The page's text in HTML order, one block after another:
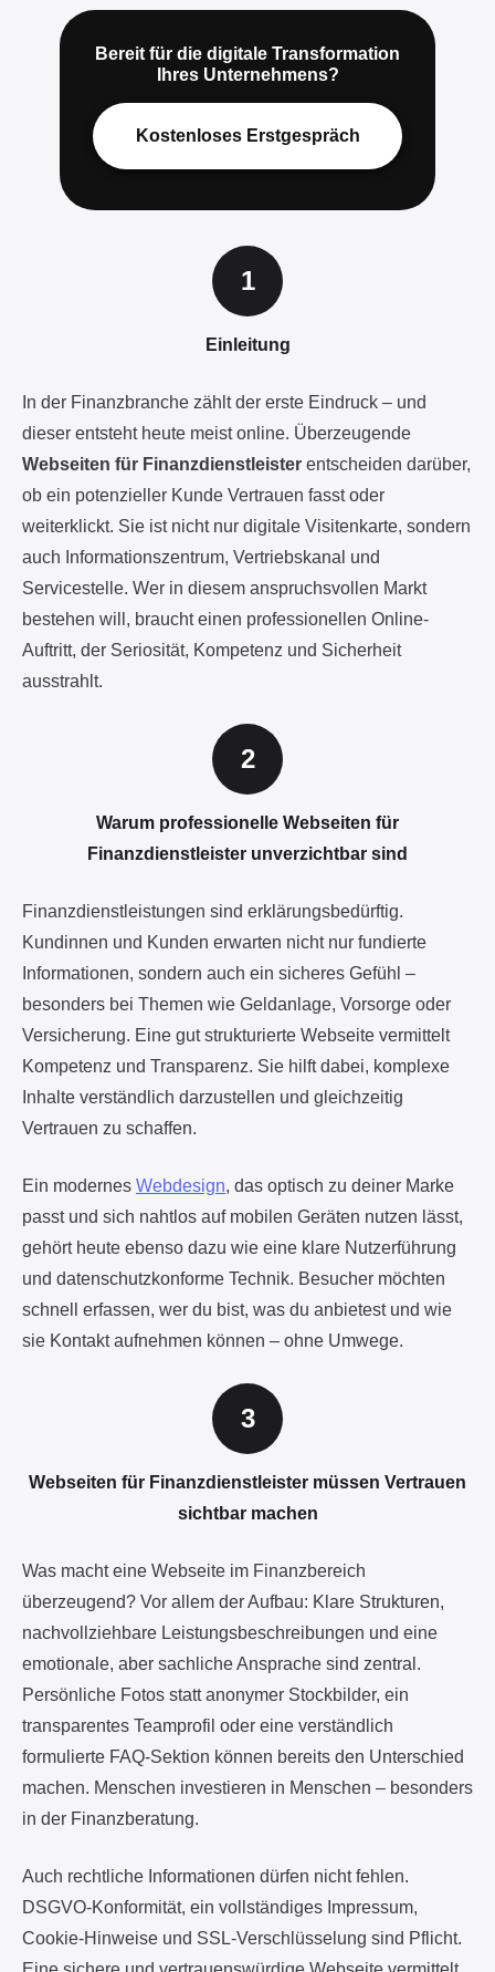
Bereit für die digitale Transformation
Ihres Unternehmens?
Kostenloses Erstgespräch
Einleitung
In der Finanzbranche zählt der erste Eindruck – und
dieser entsteht heute meist online. Überzeugende
Webseiten für Finanzdienstleister entscheiden darüber,
ob ein potenzieller Kunde Vertrauen fasst oder
weiterklickt. Sie ist nicht nur digitale Visitenkarte, sondern
auch Informationszentrum, Vertriebskanal und
Servicestelle. Wer in diesem anspruchsvollen Markt
bestehen will, braucht einen professionellen Online-
Auftritt, der Seriosität, Kompetenz und Sicherheit
ausstrahlt.
Warum professionelle Webseiten für
Finanzdienstleister unverzichtbar sind
Finanzdienstleistungen sind erklärungsbedürftig.
Kundinnen und Kunden erwarten nicht nur fundierte
Informationen, sondern auch ein sicheres Gefühl –
besonders bei Themen wie Geldanlage, Vorsorge oder
Versicherung. Eine gut strukturierte Webseite vermittelt
Kompetenz und Transparenz. Sie hilft dabei, komplexe
Inhalte verständlich darzustellen und gleichzeitig
Vertrauen zu schaffen.
Ein modernes Webdesign, das optisch zu deiner Marke
passt und sich nahtlos auf mobilen Geräten nutzen lässt,
gehört heute ebenso dazu wie eine klare Nutzerführung
und datenschutzkonforme Technik. Besucher möchten
schnell erfassen, wer du bist, was du anbietest und wie
sie Kontakt aufnehmen können – ohne Umwege.
Webseiten für Finanzdienstleister müssen Vertrauen
sichtbar machen
Was macht eine Webseite im Finanzbereich
überzeugend? Vor allem der Aufbau: Klare Strukturen,
nachvollziehbare Leistungsbeschreibungen und eine
emotionale, aber sachliche Ansprache sind zentral.
Persönliche Fotos statt anonymer Stockbilder, ein
transparentes Teamprofil oder eine verständlich
formulierte FAQ-Sektion können bereits den Unterschied
machen. Menschen investieren in Menschen – besonders
in der Finanzberatung.
Auch rechtliche Informationen dürfen nicht fehlen.
DSGVO-Konformität, ein vollständiges Impressum,
Cookie-Hinweise und SSL-Verschlüsselung sind Pflicht.